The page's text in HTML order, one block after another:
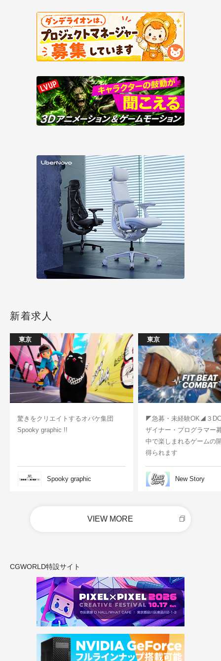
新着求人
東京
驚きをクリエイトするオバケ集団
Spooky graphic !!
Spooky graphic
東京
◤急募・未経験OK◢３
ザイナー・プログラマー
中で楽しまれるゲームの
得られます
New Story
VIEW MORE
CGWORLD特設サイト